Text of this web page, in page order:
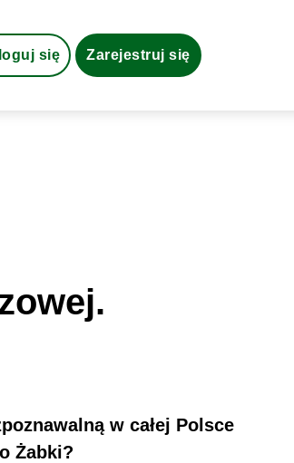
się Zarejestruj się
w całej Polsce
Żabki?